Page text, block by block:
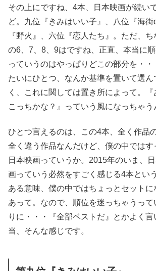
その上にですね、4本、日本映画が続い
ど。九位『きみはいい子』、八位『海街
『野火』、六位『恋人たち』。ただ、
の6、7、8、9はですね、正直、本当に順
っていうのはやっぱりどこの部分を・
たいにひとつ、なんか基準を置いて選
く、これに関しては置き所によって。『
こっちかな？』っていう風になっちゃう
ひとつ言えるのは、この4本、全く作品
全く違う作品なんだけど、僕の中ではす
日本映画っていうか。2015年のいま、
画っていう必然をすごく感じる4本とい
ある意味、僕の中ではちょっとセットに
あって。なので、順位を迷っちゃうって
りに・・・『全部ベストだ』とかよく
当、そんな感じです。